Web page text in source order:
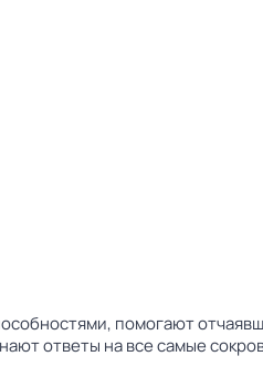
помогают
ответы на все самые